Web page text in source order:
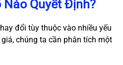
Nào Quyết Định?
đổi tùy thuộc vào nhiều yếu
chúng ta cần phân tích một